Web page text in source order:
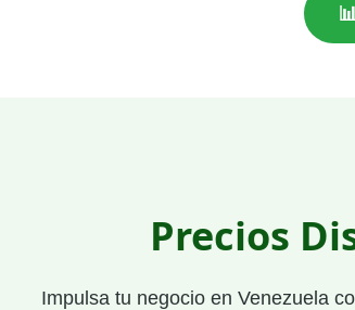
Precios
Impulsa tu negocio en Venezuela